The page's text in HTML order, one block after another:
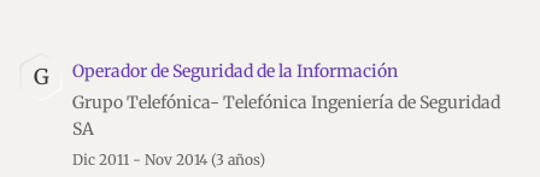
G
Operador de Seguridad de la Información
Grupo Telefónica- Telefónica Ingeniería de Seguridad
SA
Dic 2011 - Nov 2014 (3 años)